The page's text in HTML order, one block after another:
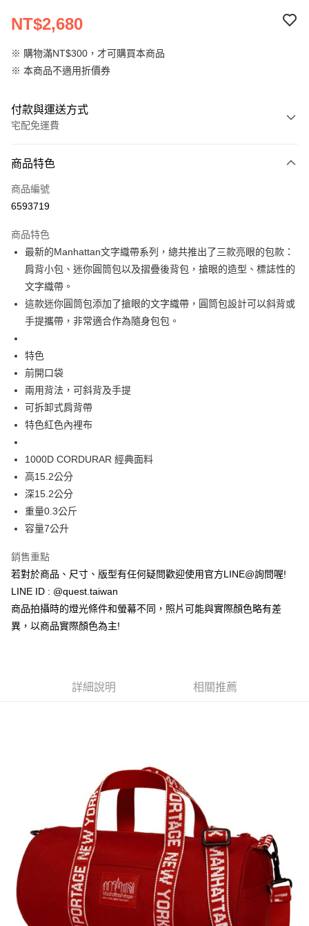
NT$2,680
※ 購物滿NT$300，才可購買本商品
※ 本商品不適用折價券
付款與運送方式
宅配免運費
信用卡一次付款
超商取貨付款
街口支付
ATM付款
運送方式
每筆NT$60，滿NT$1,500(含以上)免運費
7-11取貨付款
每筆NT$60，滿NT$1,000(含以上)免運費
新竹物流宅配
宅配(自取)
免運費
付款後門市自取
免運費
商品特色
商品編號
6593719
商品特色
最新的Manhattan文字織帶系列，總共推出了三款亮眼的包款：
肩背小包、迷你圓筒包以及摺疊後背包，搶眼的造型、標誌性的
文字織帶。
這款迷你圓筒包添加了搶眼的文字織帶，圓筒包設計可以斜背或
手提攜帶，非常適合作為隨身包包。
特色
前開口袋
兩用背法，可斜背及手提
可拆卸式肩背帶
特色紅色內裡布
1000D CORDURAR 經典面料
高15.2公分
深15.2公分
重量0.3公斤
容量7公升
銷售重點
若對於商品、尺寸、版型有任何疑問歡迎使用官方LINE@詢問喔!
LINE ID : @quest.taiwan
商品拍攝時的燈光條件和螢幕不同，照片可能與實際顏色略有差
異，以商品實際顏色為主!
詳細說明 相關推薦